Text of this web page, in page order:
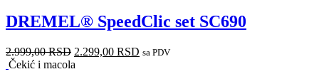
DREMEL® SpeedClic set SC690
2.999,00RSD 2.299,00 RSD sa PDV
Čekić i macola